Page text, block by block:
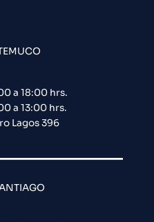
a 18:00 hrs.
a 13:00 hrs.
Lagos 396